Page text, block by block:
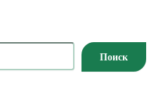
Поиск